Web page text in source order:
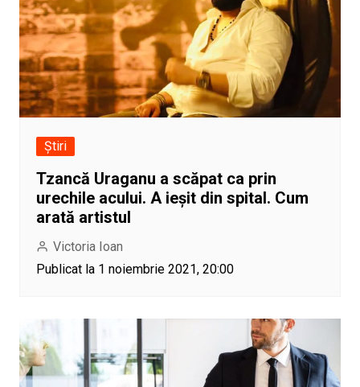
Știri
Tzancă Uraganu a scăpat ca prin
urechile acului. A ieșit din spital. Cum
arată artistul
Victoria Ioan
Publicat la 1 noiembrie 2021, 20:00